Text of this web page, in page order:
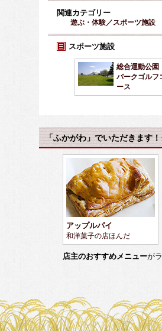
関連カテゴリー
遊ぶ・体験／スポーツ施設
スポーツ施設
総合運動公園
パークゴルフ
ース
「ふかがわ」でいただきます
アップルパイ
和洋菓子の店ほんだ
店主のおすすめメニューが